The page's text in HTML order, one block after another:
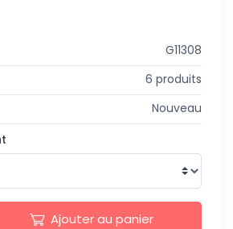
G11308
6 produits
Nouveau
Ajouter au panier